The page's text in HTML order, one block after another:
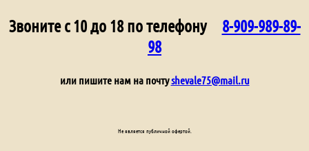
Звоните с 10 до 18 по телефону
8-909-989-89-
98
или пишите нам на почтуshevale75@mail.ru